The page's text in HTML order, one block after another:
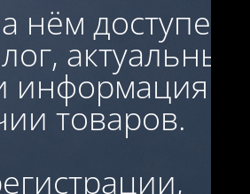
нём доступен:
актуальные
информация о
товаров.